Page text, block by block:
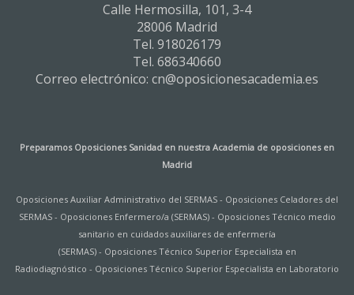
Calle Hermosilla, 101, 3-4
28006 Madrid
Tel. 918026179
Tel. 686340660
Correo electrónico: cn@oposicionesacademia.es
Preparamos Oposiciones Sanidad en nuestra Academia de oposiciones en
Madrid
Oposiciones Auxiliar Administrativo del SERMAS - Oposiciones Celadores del
SERMAS- Oposiciones Enfermero/a (SERMAS)- Oposiciones Técnico medio
sanitario en cuidados auxiliares de enfermería
(SERMAS)- Oposiciones Técnico Superior Especialista en
Radiodiagnóstico - Oposiciones Técnico Superior Especialista en Laboratorio